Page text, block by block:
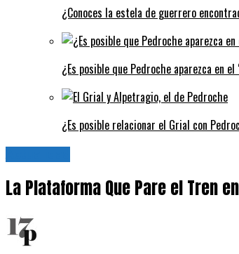
¿Conoces la estela de guerrero
¿Es posible que Pedroche aparezca en
¿Es posible relacionar el Grial con
La Plataforma Que Pare el Tren